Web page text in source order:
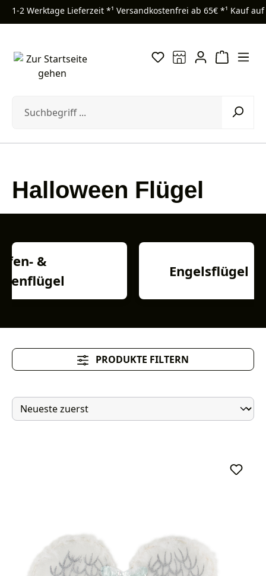
Zum Hauptinhalt springen
1-2 Werktage Lieferzeit *¹ Versandkostenfrei ab 65€ *¹ Kauf
Halloween Flügel
&
Engelsflügel
PRODUKTE FILTERN